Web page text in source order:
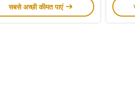
सबसे अच्छी कीमत पाएं